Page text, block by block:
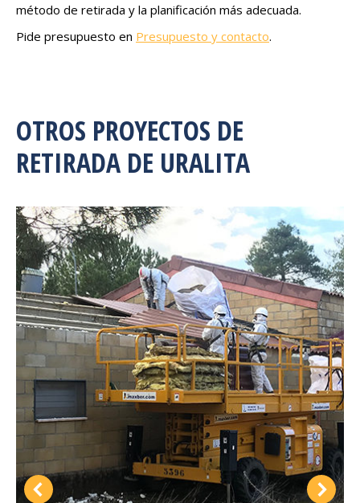
método de retirada y la planificación más adecuada.
Pide presupuesto en Presupuesto y contacto.
OTROS PROYECTOS DE
RETIRADA DE URALITA